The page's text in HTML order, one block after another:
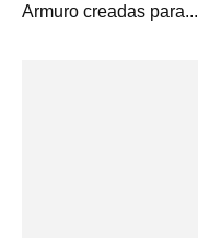
Armuro creadas para...